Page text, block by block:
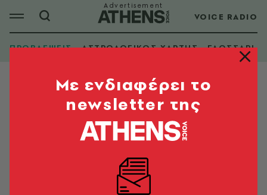
VOICE RADIO
ΠΡΟΒΛΕΨΕΙΣ ΑΣΤΡΟΛΟΓΙΚΟΣ ΧΑΡΤΗΣ ΓΛΩΣΣΑΡΙ
Mε ενδιαφέρει το
newsletter της